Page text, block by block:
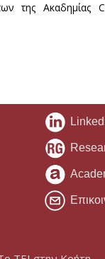
της Ακαδημίας